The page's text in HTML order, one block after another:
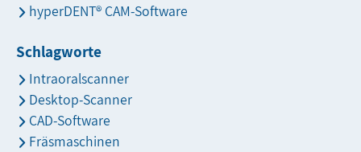
hyperDENT® CAM-Software
Schlagworte
Intraoralscanner
Desktop-Scanner
CAD-Software
Fräsmaschinen